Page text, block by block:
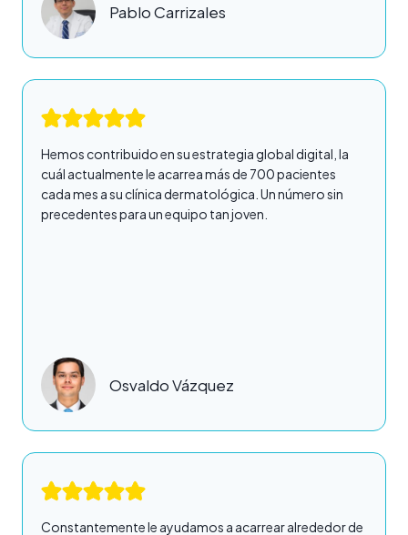
Pablo Carrizales
Hemos contribuido en su estrategia global digital, la
cuál actualmente le acarrea más de 700 pacientes
cada mes a su clínica dermatológica. Un número sin
precedentes para un equipo tan joven.
Osvaldo Vázquez
Constantemente le ayudamos a acarrear alrededor de